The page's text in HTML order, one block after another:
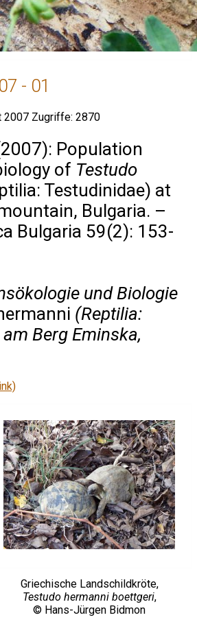
- 01
2007 Zugriffe: 2870
Population
of Testudo
Testudinidae) at
Bulgaria. –
Bulgaria 59(2): 153-
und Biologie
(Reptilia:
Berg Eminska,
Griechische Landschildkröte,
Testudo hermanni boettgeri,
© Hans-Jürgen Bidmon